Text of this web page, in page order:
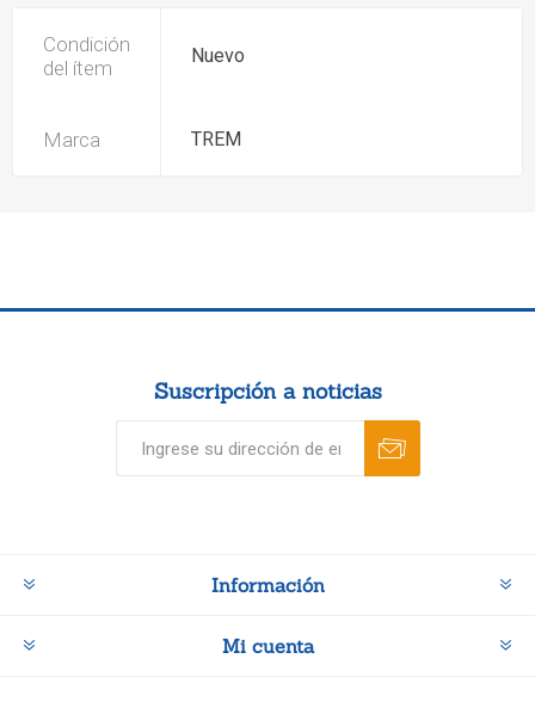
Condición
del ítem
Nuevo
Marca TREM
Suscripción a noticias
Información
Mi cuenta